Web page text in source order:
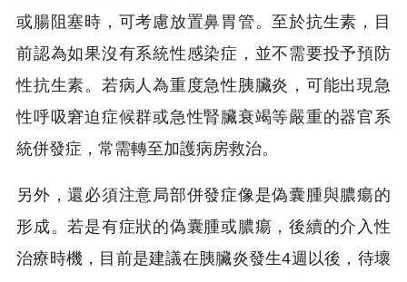
或腸阻塞時，可考慮放置鼻胃管。至於抗生素，目
前認為如果沒有系統性感染症，並不需要投予預防
性抗生素。若病人為重度急性胰臟炎，可能出現急
性呼吸窘迫症候群或急性腎臟衰竭等嚴重的器官系
統併發症，常需轉至加護病房救治。
另外，還必須注意局部併發症像是偽囊腫與膿瘍的
形成。若是有症狀的偽囊腫或膿瘍，後續的介入性
治療時機，目前是建議在胰臟炎發生4週以後，待壞